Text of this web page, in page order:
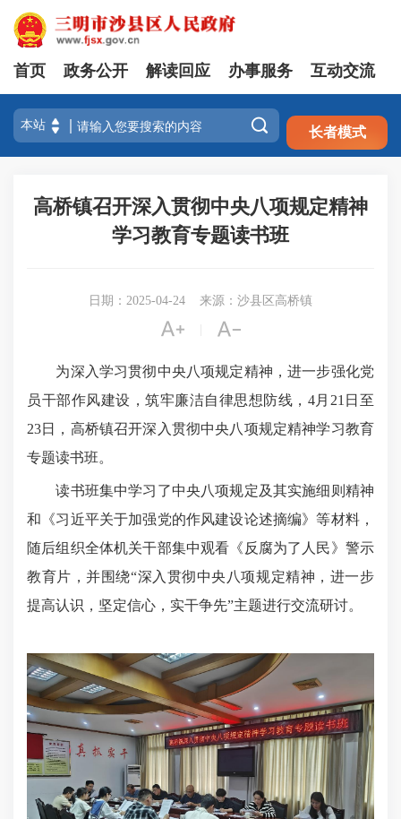
注册 登录
首页 政务公开 解读回应 办事服务 互动交流
 长者模式
高桥镇召开深入贯彻中央八项规定精神
学习教育专题读书班
日期：2025-04-24 来源：沙县区高桥镇
 
为深入学习贯彻中央八项规定精神，进一步强化党
员干部作风建设，筑牢廉洁自律思想防线，4月21日至
23日，高桥镇召开深入贯彻中央八项规定精神学习教育
专题读书班。
读书班集中学习了中央八项规定及其实施细则精神
和《习近平关于加强党的作风建设论述摘编》等材料，
随后组织全体机关干部集中观看《反腐为了人民》警示
教育片，并围绕“深入贯彻中央八项规定精神，进一步
提高认识，坚定信心，实干争先”主题进行交流研讨。